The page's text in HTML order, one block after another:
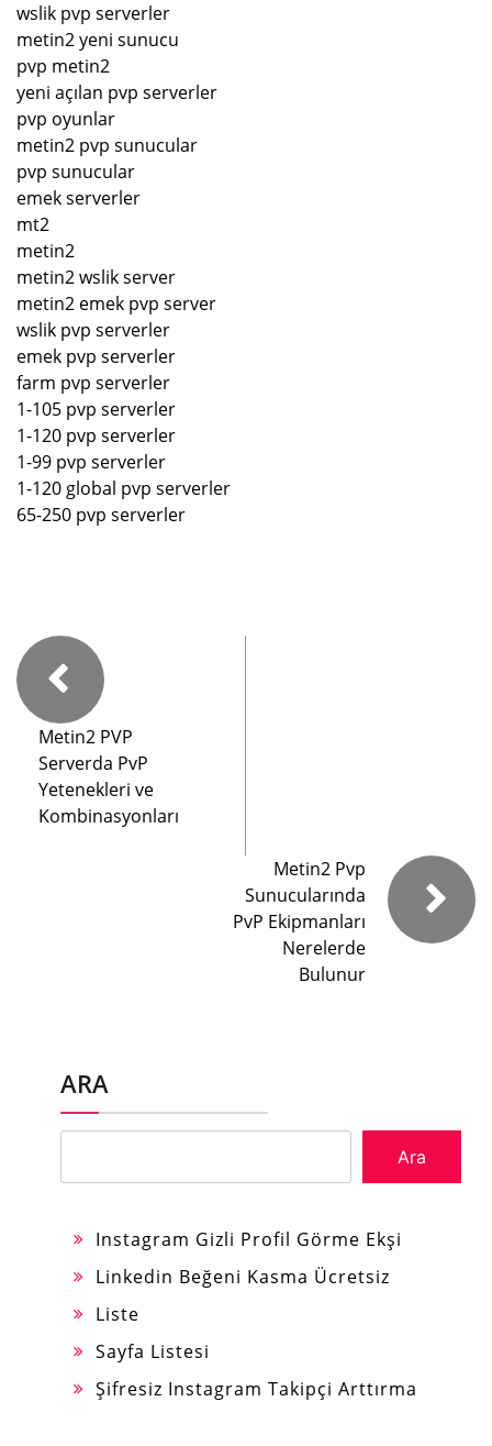
wslik pvp serverler
metin2 yeni sunucu
pvp metin2
yeni açılan pvp serverler
pvp oyunlar
metin2 pvp sunucular
pvp sunucular
emek serverler
mt2
metin2
metin2 wslik server
metin2 emek pvp server
wslik pvp serverler
emek pvp serverler
farm pvp serverler
1-105 pvp serverler
1-120 pvp serverler
1-99 pvp serverler
1-120 global pvp serverler
65-250 pvp serverler
Metin2 PVP
Serverda PvP
Yetenekleri ve
Kombinasyonları
Metin2 Pvp
Sunucularında
PvP Ekipmanları
Nerelerde
Bulunur
ARA
Ara
Instagram Gizli Profil Görme Ekşi
Linkedin Beğeni Kasma Ücretsiz
Liste
Sayfa Listesi
Şifresiz Instagram Takipçi Arttırma